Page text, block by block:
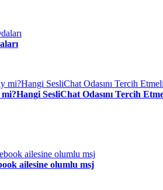
SesliChat Odasını Tercih
ailesine olumlu msj